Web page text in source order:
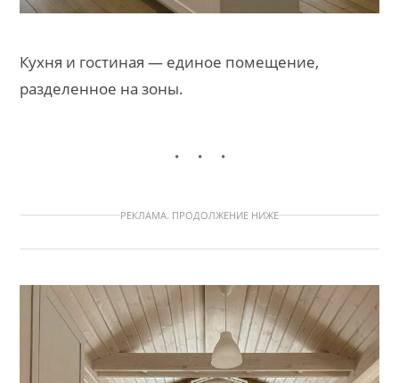
Кухня и гостиная — единое помещение,
разделенное на зоны.
РЕКЛАМА. ПРОДОЛЖЕНИЕ НИЖЕ